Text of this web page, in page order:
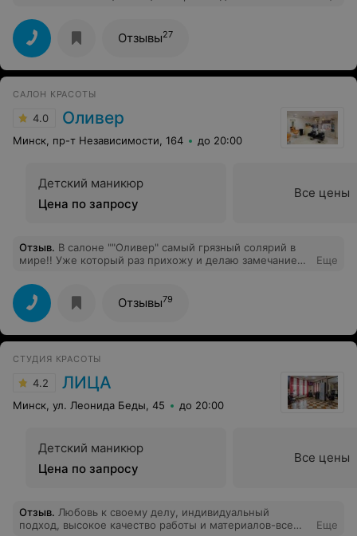
проколю) Хороший салон)
Отзывы27
САЛОН КРАСОТЫ
4.0 Оливер
Минск, пр-т Независимости, 164 до 20:00
Детский маникюр
Цена по запросу
Все цены
Отзыв. В салоне ""Оливер" самый грязный солярий в
мире!! Уже который раз прихожу и делаю замечание
Антисанитария полная!!!Никому не советую там
загарать! Позор Вам!!!
Еще
Отзывы79
СТУДИЯ КРАСОТЫ
4.2 ЛИЦА
Минск, ул. Леонида Беды, 45 до 20:00
Детский маникюр
Цена по запросу
Все цены
Отзыв. Любовь к своему делу, индивидуальный
подход, высокое качество работы и материалов-все
Еще